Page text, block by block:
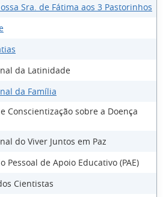
Sra. de Fátima aos 3 Pastorinhos
da Latinidade
da Família
Conscientização sobre a Doença
do Viver Juntos em Paz
Pessoal de Apoio Educativo (PAE)
Cientistas